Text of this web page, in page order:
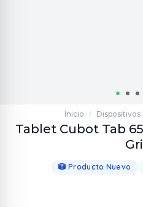
Inicio / Dispositivos
Tablet Cubot Tab 65
Producto Nuevo